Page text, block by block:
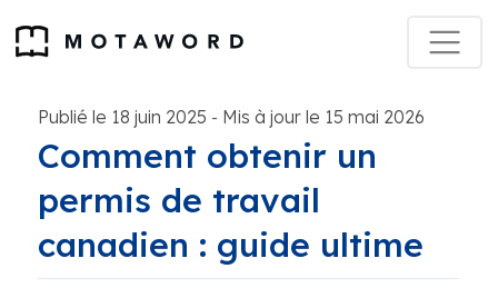
Publié le 18 juin 2025 - Mis à jour le 15 mai 2026
Comment obtenir un
permis de travail
canadien : guide ultime